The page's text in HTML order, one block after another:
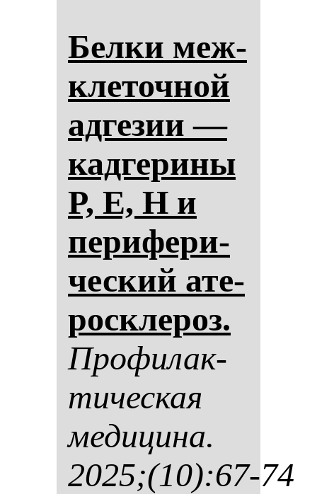
Бел­ки меж­
кле­точ­ной
ад­ге­зии —
кад­ге­ри­ны
P, E, H и
пе­ри­фе­ри­
чес­кий ате­
рос­кле­роз.
Про­фи­лак­
ти­чес­кая
ме­ди­ци­на.
2025;(10):67-74